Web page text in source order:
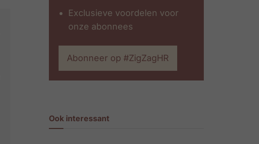
Exclusieve voordelen voor
onze abonnees
Abonneer op #ZigZagHR
Ook interessant